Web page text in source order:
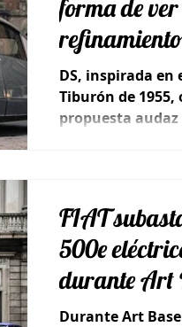
forma de
tecnología
DS, inspirada en
Tiburón de 1955,
propuesta
FIAT
500e
durante Art
Beach 2023
Durante Art